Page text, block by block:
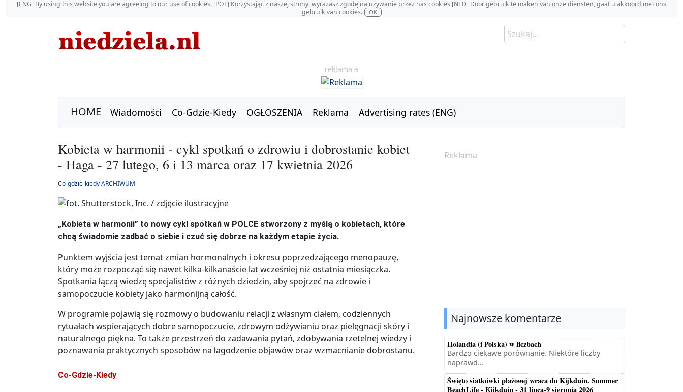
[ENG] By using this website you are agreeing to our use of cookies. [POL] Korzystając z naszej strony, wyrażasz zgodę na używanie przez nas cookies [NED] Door gebruik te maken van onze diensten, gaat u akkoord met ons
gebruik van cookies.
OK
reklama a
HOME Wiadomości Co-Gdzie-Kiedy OGŁOSZENIA Reklama Advertising rates (ENG)
Kobieta w harmonii - cykl spotkań o zdrowiu i dobrostanie kobiet
- Haga - 27 lutego, 6 i 13 marca oraz 17 kwietnia 2026
Co-gdzie-kiedy ARCHIWUM
„Kobieta w harmonii” to nowy cykl spotkań w POLCE stworzony z myślą o kobietach, które
chcą świadomie zadbać o siebie i czuć się dobrze na każdym etapie życia.
Punktem wyjścia jest temat zmian hormonalnych i okresu poprzedzającego menopauzę,
który może rozpocząć się nawet kilka-kilkanaście lat wcześniej niż ostatnia miesiączka.
Spotkania łączą wiedzę specjalistów z różnych dziedzin, aby spojrzeć na zdrowie i
samopoczucie kobiety jako harmonijną całość.
W programie pojawią się rozmowy o budowaniu relacji z własnym ciałem, codziennych
rytuałach wspierających dobre samopoczucie, zdrowym odżywianiu oraz pielęgnacji skóry i
naturalnego piękna. To także przestrzeń do zadawania pytań, zdobywania rzetelnej wiedzy i
poznawania praktycznych sposobów na łagodzenie objawów oraz wzmacnianie dobrostanu.
Co-Gdzie-Kiedy
Reklama
Najnowsze komentarze
Holandia (i Polska) w liczbach
Bardzo ciekawe porównanie. Niektóre liczby
naprawd...
Święto siatkówki plażowej wraca do Kijkduin. Summer
BeachLife - Kijkduin - 31 lipca-9 sierpnia 2026